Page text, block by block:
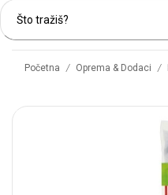
Početna / Oprema & Dodaci /